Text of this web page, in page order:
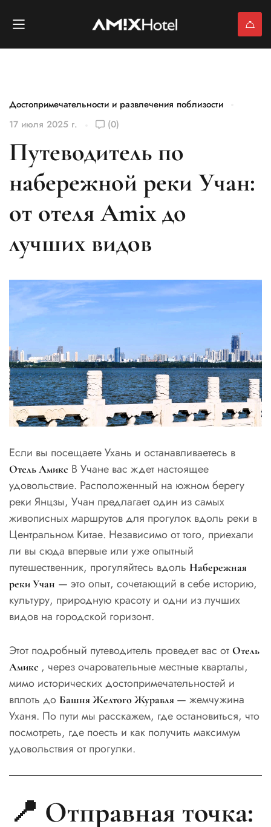
Достопримечательности и развлечения поблизости
17 июля 2025 г.
(0)
Путеводитель по
набережной реки Учан:
от отеля Amix до
лучших видов
Если вы посещаете Ухань и останавливаетесь в
Отель Амикс В Учане вас ждет настоящее
удовольствие. Расположенный на южном берегу
реки Янцзы, Учан предлагает один из самых
живописных маршрутов для прогулок вдоль реки в
Центральном Китае. Независимо от того, приехали
ли вы сюда впервые или уже опытный
путешественник, прогуляйтесь вдоль Набережная
реки Учан — это опыт, сочетающий в себе историю,
культуру, природную красоту и одни из лучших
видов на городской горизонт.
Этот подробный путеводитель проведет вас от Отель
Амикс , через очаровательные местные кварталы,
мимо исторических достопримечательностей и
вплоть до Башня Желтого Журавля — жемчужина
Уханя. По пути мы расскажем, где остановиться, что
посмотреть, где поесть и как получить максимум
удовольствия от прогулки.
📍 Отправная точка: